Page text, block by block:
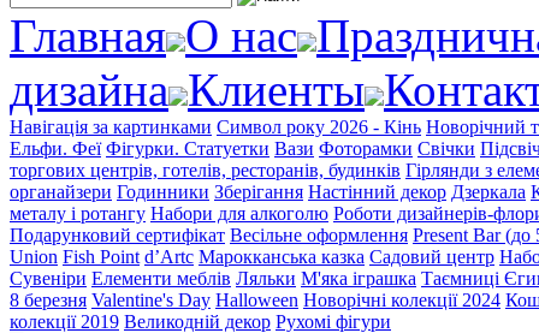
Главная О нас
дизайна Клиенты
Навігація за картинками Символ року 2026 - Кінь Новорічний
Ельфи. Феї Фігурки. Статуетки Вази Фоторамки Свічки
торгових центрів, готелів, ресторанів, будинків Гірлянди з
органайзери Годинники Зберігання Настінний декор Дзеркала
металу і ротангу Набори для алкоголю Роботи дизайнерів-
Подарунковий сертифікат Весільне оформлення Present Bar (до
Union Fish Point d’Artc Марокканська казка Садовий центр
Сувеніри Елементи меблів Ляльки М'яка іграшка Таємниці
8 березня Valentine's Day Halloween Новорічні колекції 2024
колекції 2019 Великодній декор Рухомі фігури